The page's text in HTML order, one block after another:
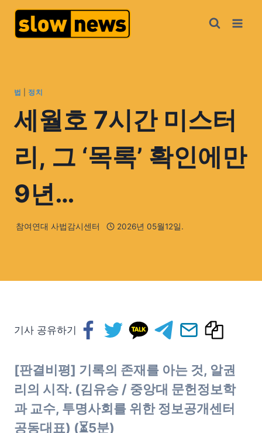
법 정치
세월호 7시간 미스터
리, 그 ‘목록’ 확인에만
9년…
참여연대 사법감시센터 2026년 05월12일.
기사 공유하기
[판결비평] 기록의 존재를 아는 것, 알권
리의 시작. (김유승 / 중앙대 문헌정보학
과 교수, 투명사회를 위한 정보공개센터
공동대표) (⏳5분)